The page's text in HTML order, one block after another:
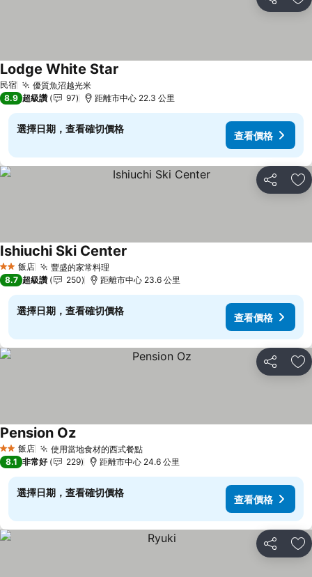
分享 加
民宿 優質魚沼越光米查看價格
Lodge White Star
8.9 超級讚 97 距離市中心 22.3 公里
選擇日期，查看確切價格
查看價格
分享 加
2 星級飯店 豐盛的家常料理查看價格
Ishiuchi Ski Center
8.7 超級讚 250 距離市中心 23.6 公里
選擇日期，查看確切價格
查看價格
分享 加
2 星級飯店 使用當地食材的西式餐點查看價格
Pension Oz查看價格
8.1 非常好 229 距離市中心 24.6 公里
選擇日期，查看確切價格
查看價格
分享 加